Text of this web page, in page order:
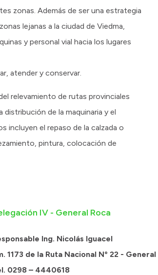
zonas. Además de ser una estrategia
lejanas a la ciudad de Viedma,
y personal vial hacia los lugares
atender y conservar.
relevamiento de rutas provinciales
distribución de la maquinaria y el
incluyen el repaso de la calzada o
pintura, colocación de
IV - General Roca
Ing. Nicolás Iguacel
1173 de la Ruta Nacional Nº 22 - General
0298 – 4440618